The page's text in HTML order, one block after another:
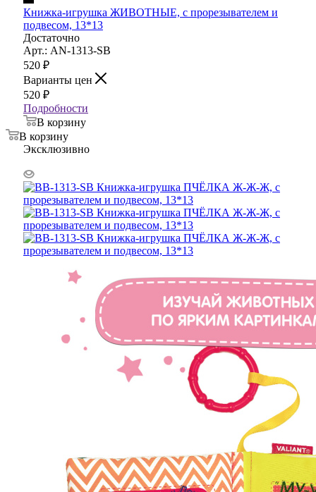
Книжка-игрушка ЖИВОТНЫЕ, с прорезывателем и
подвесом, 13*13
Достаточно
Арт.: AN-1313-SB
520 ₽
Варианты цен
520 ₽
Подробности
В корзину
В корзину
Эксклюзивно